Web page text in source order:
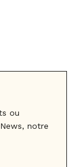
ou
notre